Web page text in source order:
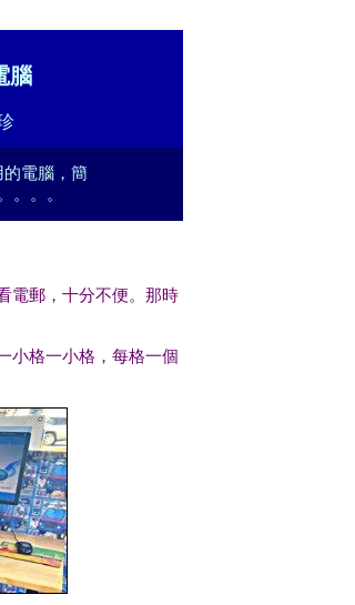
腦
電腦，簡
。。。
電郵，十分不便。那時
小格一小格，每格一個